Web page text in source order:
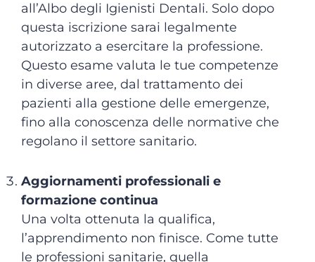
all’Albo degli Igienisti Dentali. Solo dopo
questa iscrizione sarai legalmente
autorizzato a esercitare la professione.
Questo esame valuta le tue competenze
in diverse aree, dal trattamento dei
pazienti alla gestione delle emergenze,
fino alla conoscenza delle normative che
regolano il settore sanitario.
Aggiornamenti professionali e
formazione continua
Una volta ottenuta la qualifica,
l’apprendimento non finisce. Come tutte
le professioni sanitarie, quella